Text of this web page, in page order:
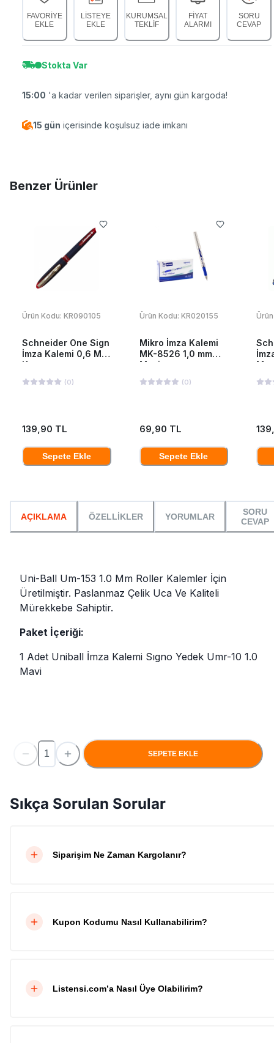
FAVORİYE
EKLE
LİSTEYE
EKLE
KURUMSAL
TEKLİF
FİYAT
ALARMI
SORU
CEVAP
Stokta Var
15:00 'a kadar verilen siparişler, aynı gün kargoda!
15 gün içerisinde koşulsuz iade imkanı
Benzer Ürünler
Ürün Kodu: KR090105
Schneider One Sign
İmza Kalemi 0,6 Mm
Kırmızı
(0)
139,90 TL
Sepete Ekle
Ürün Kodu: KR020155
Mikro İmza Kalemi
MK-8526 1,0 mm
Mavi
(0)
69,90 TL
Sepete Ekle
AÇIKLAMA ÖZELLİKLER YORUMLAR
SORU
CEVAP
Uni-Ball Um-153 1.0 Mm Roller Kalemler İçin
Üretilmiştir. Paslanmaz Çelik Uca Ve Kaliteli
Mürekkebe Sahiptir.
Paket İçeriği:
1 Adet Uniball İmza Kalemi Sıgno Yedek Umr-10 1.0
Mavi
SEPETE EKLE
Sıkça Sorulan Sorular
Siparişim Ne Zaman Kargolanır?
Kupon Kodumu Nasıl Kullanabilirim?
Listensi.com’a Nasıl Üye Olabilirim?